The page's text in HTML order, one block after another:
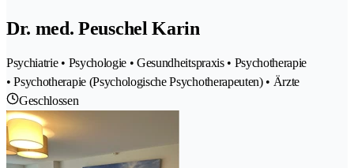
Dr. med. Peuschel Karin
Psychiatrie • Psychologie • Gesundheitspraxis • Psychotherapie
• Psychotherapie (Psychologische Psychotherapeuten) • Ärzte
Geschlossen